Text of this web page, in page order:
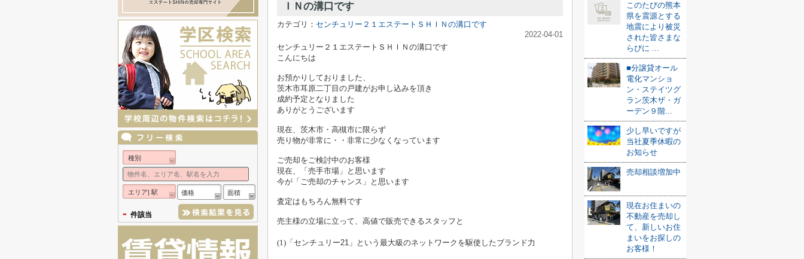
ＩＮの溝口です
カテゴリ： センチュリー２１エステートＳＨＩＮの溝口です
2022-04-01
センチュリー２１エステートＳＨＩＮの溝口です
こんにちは
お預かりしておりました、
茨木市耳原二丁目の戸建がお申し込みを頂き
成約予定となりました
ありがとうございます
現在、茨木市・高槻市に限らず
売り物が非常に・・非常に少なくなっています
ご売却をご検討中のお客様
現在、「売手市場」と思います
今が「ご売却のチャンス」と思います
査定はもちろん無料です
売主様の立場に立って、高値で販売できるスタッフと
(1) 「センチュリー21 」という最大級のネットワークを駆使したブランド力
このたびの熊本
県を震源とする
地震により被災
された皆さまな
らびに ...
■分譲貸オール
電化マンショ
ン・ステイツグ
ラン茨木ザ・ガ
ーデン９階...
少し早いですが
当社夏季休暇の
お知らせ
売却相談増加中
現在お住まいの
不動産を売却し
て、新しいお住
まいをお探しの
お客様！
種別
エリア| 駅 価格 面積
- 件該当